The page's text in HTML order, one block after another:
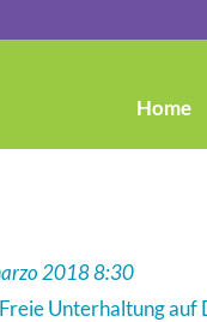
Home
2018 8:30
Freie Unterhaltung auf